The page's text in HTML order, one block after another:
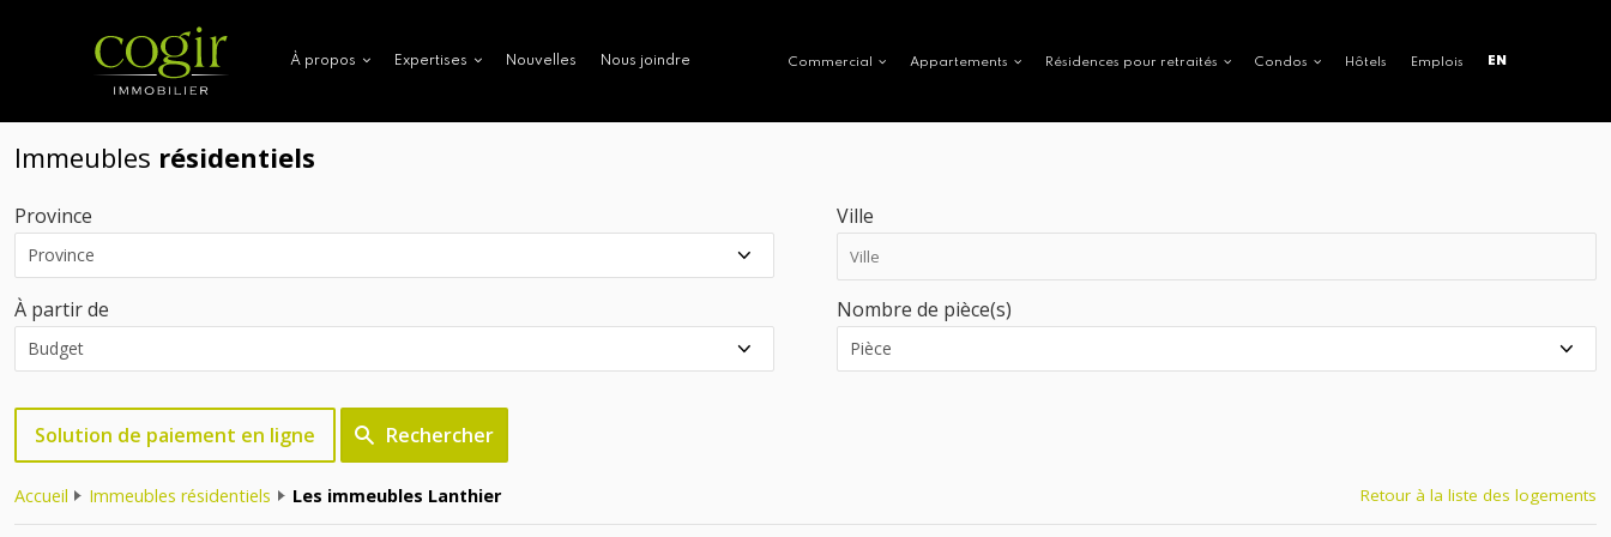
À propos Expertises Nouvelles Nous joindre Commercial Appartements Résidences pour retraités Condos Hôtels Emplois EN
Immeubles résidentiels
Province Ville
À partir de Nombre de pièce(s)
Solution de paiement en ligne Rechercher
Accueil Immeubles résidentiels Les immeubles Lanthier Retour à la liste des logements